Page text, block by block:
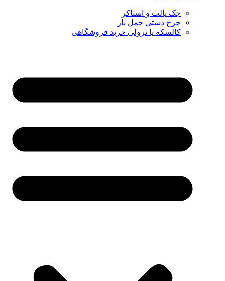
جک پالت و استاکر
چرخ دستی حمل بار
کالسکه یا ترولی خرید فروشگاهی